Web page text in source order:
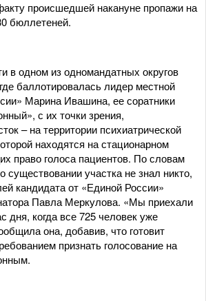
происшедшей накануне пропажи на
бюллетеней.
в одном из одномандатных округов
баллотировалась лидер местной
Марина Ивашина, ее соратники
с их точки зрения,
– на территории психиатрической
находятся на стационарном
право голоса пациентов. По словам
существовании участка не знал никто,
кандидата от «Единой России»
Павла Меркулова. «Мы приехали
дня, когда все 725 человек уже
она, добавив, что готовит
признать голосование на